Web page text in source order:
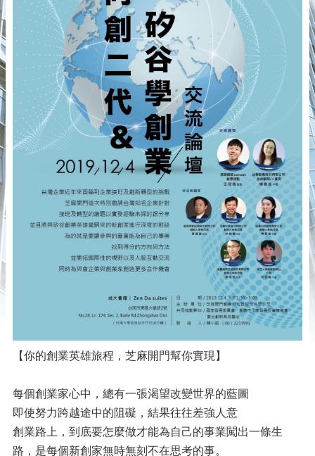
【你的創業英雄旅程，芝麻開門幫你實現】
每個創業家心中，總有一張渴望改變世界的藍圖
即使努力跨越途中的阻礙，結果往往差強人意
創業路上，到底要怎麼做才能為自己的事業闖出一條生
路，是每個新創家無時無刻不在思考的事。